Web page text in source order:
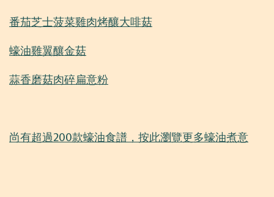
番茄芝士菠菜雞肉烤釀大啡菇
蠔油雞翼釀金菇
蒜香磨菇肉碎扁意粉
尚有超過200款蠔油食譜，按此瀏覽更多蠔油煮意